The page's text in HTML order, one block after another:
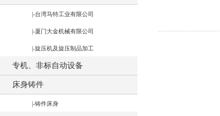
|-台湾马特工业有限公司
|-厦门大金机械有限公司
|-旋压机及旋压制品加工
专机、非标自动设备
床身铸件
|-铸件床身